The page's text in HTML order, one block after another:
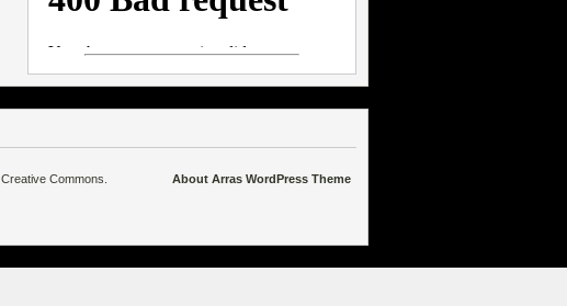
About Arras WordPress Theme
Creative Commons